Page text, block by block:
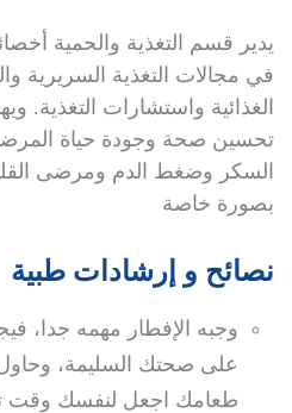
يدير قسم التغذية والحمية
في مجالات التغذية السريرية
الغذائية واستشارات التغذية.
تحسين صحة وجودة حياة
السكر وضغط الدم ومرضى
بصورة خاصة
نصائح و إرشادات طبية
وجبه الإفطار مهمه جدا،
على صحتك السليمة،
طعامك اجعل لنفسك وقت